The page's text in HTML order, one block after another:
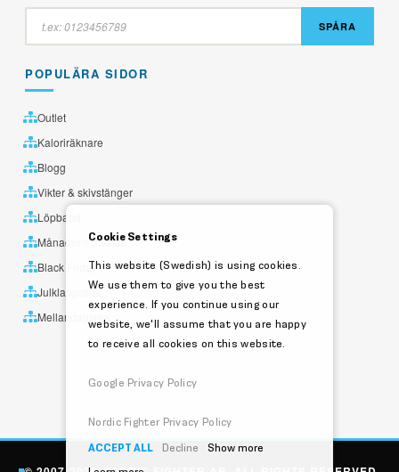
SPÅRA
POPULÄRA SIDOR
Outlet
Kaloriräknare
Blogg
Vikter & skivstänger
Löpband
Månadens utvalda
Black Friday
Julklappstips
Mellandagsrea
Cookie Settings
This website (Swedish) is using cookies.
We use them to give you the best
experience. If you continue using our
website, we'll assume that you are happy
to receive all cookies on this website.
Google Privacy Policy
Nordic Fighter Privacy Policy
ACCEPT ALL
Decline
Show more